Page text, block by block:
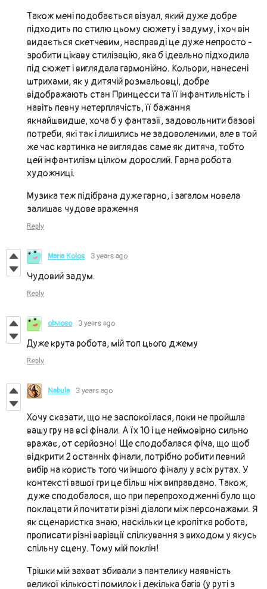
Також мені подобається візуал, який дуже добре
підходить по стилю цьому сюжету і задуму, і хоч він
видається скетчевим, насправді це дуже непросто -
зробити цікаву стилізацію, яка б ідеально підходила
під сюжет і виглядала гармонійно. Кольори, нанесені
штрихами, як у дитячій розмальовці, добре
відображають стан Принцесси та її інфантильність і
навіть певну нетерплячість, її бажання
якнайшвидше, хоча б у фантазії, задовольнити базові
потреби, які так і лишились не задоволеними, але в той
же час картинка не виглядає саме як дитяча, тобто
цей інфантилізм цілком дорослий. Гарна робота
художниці.
Музика теж підібрана дуже гарно, і загалом новела
залишає чудове враження
Reply
Maria Kolos 3 years ago
Чудовий задум.
Reply
obvioso 3 years ago
Дуже крута робота, мій топ цього джему
Reply
Nabula 3 years ago
Хочу сказати, що не заспокоїлася, поки не пройшла
вашу гру на всі фінали. А їх 10 і це неймовірно сильно
вражає, от серйозно! Ще сподобалася фіча, що щоб
відкрити 2 останніх фінали, потрібно робити певний
вибір на користь того чи іншого фіналу у всіх рутах. У
контексті вашої гри це більш ніж виправдано. Також,
дуже сподобалося, що при перепроходженні було що
поклацати й почитати різні діалоги між персонажами. Я
як сценаристка знаю, наскільки це кропітка робота,
прописати різні варіації спілкування з виходом у якусь
спільну сцену. Тому мій поклін!
Трішки мій захват збивали з пантелику наявність
великої кількості помилок і декілька багів (у руті з